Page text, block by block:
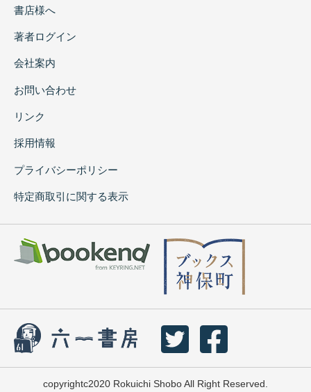
書店様へ
著者ログイン
会社案内
お問い合わせ
リンク
採用情報
プライバシーポリシー
特定商取引に関する表示
copyrightc2020 Rokuichi Shobo All Right Reserved.